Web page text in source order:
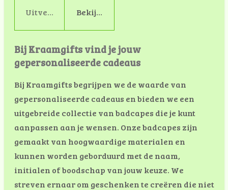
Uitverkocht Bekijk details
Bij Kraamgifts vind je jouw
gepersonaliseerde cadeaus
Bij Kraamgifts begrijpen we de waarde van
gepersonaliseerde cadeaus en bieden we een
uitgebreide collectie van badcapes die je kunt
aanpassen aan je wensen. Onze badcapes zijn
gemaakt van hoogwaardige materialen en
kunnen worden geborduurd met de naam,
initialen of boodschap van jouw keuze. We
streven ernaar om geschenken te creëren die niet